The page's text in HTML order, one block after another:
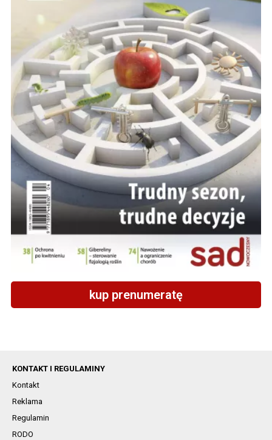
kup prenumeratę
KONTAKT I REGULAMINY
Kontakt
Reklama
Regulamin
RODO